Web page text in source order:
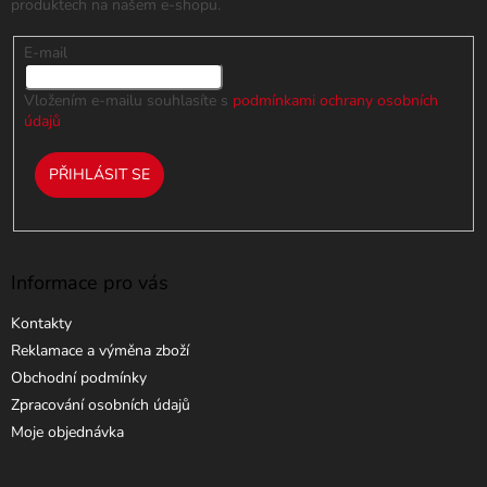
v
i
produktech na našem e-shopu.
E-mail
Vložením e-mailu souhlasíte s podmínkami ochrany osobních
údajů
PŘIHLÁSIT SE
Informace pro vás
Kontakty
Reklamace a výměna zboží
Obchodní podmínky
Zpracování osobních údajů
Moje objednávka